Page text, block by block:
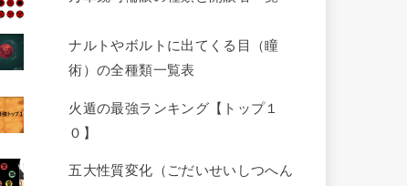
ナルトやボルトに出てくる目（瞳
術）の全種類一覧表
火遁の最強ランキング【トップ１
０】
五大性質変化（ごだいせいしつへん